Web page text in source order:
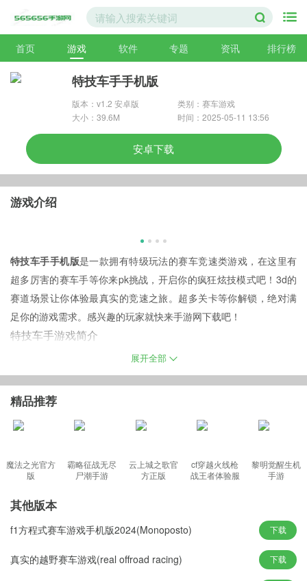
首页 游戏 软件 专题 资讯 排行榜
特技车手手机版
版本：v1.2 安卓版
类别：赛车游戏
大小：39.6M
时间：2025-05-11 13:56
安卓下载
游戏介绍
特技车手手机版是一款拥有特级玩法的赛车竞速类游戏，在这里有
超多厉害的赛车手等你来pk挑战，开启你的疯狂炫技模式吧！3d的
赛道场景让你体验最真实的竞速之旅。超多关卡等你解锁，绝对满
足你的游戏需求。感兴趣的玩家就快来手游网下载吧！
特技车手游戏简介
它是一个全新的汽车特技游戏，主要目标是让您的车辆完整的到达
者让车损伤过大，都会输掉这场比赛，重新开始。
1、用棘手的轨迹和障碍参与现代挑战
2、带有惊人声音的详细3D图形
3、OFROADAD爱好者的各种模拟
游戏测评
展开全部
精品推荐
魔法之光官方
版
霸略征战无尽
尸潮手游
云上城之歌官
方正版
cf穿越火线枪
战王者体验服
黎明觉醒生机
手游
其他版本
f1方程式赛车游戏手机版2024(Monoposto) 下载
真实的越野赛车游戏(real offroad racing) 下载